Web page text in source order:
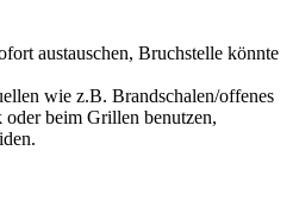
austauschen, Bruchstelle könnte
wie z.B. Brandschalen/offenes
beim Grillen benutzen,